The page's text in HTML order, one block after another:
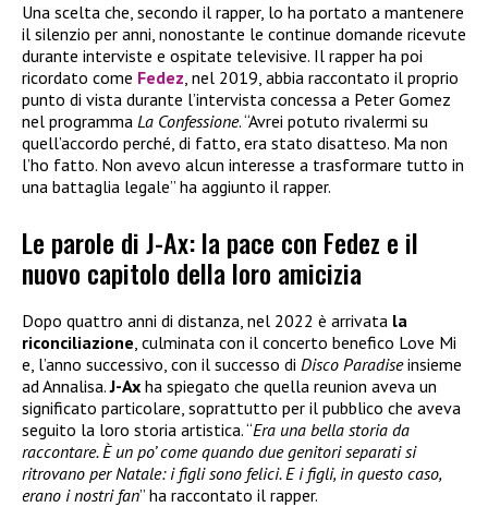
Una scelta che, secondo il rapper, lo ha portato a mantenere
il silenzio per anni, nonostante le continue domande ricevute
durante interviste e ospitate televisive. Il rapper ha poi
ricordato come Fedez, nel 2019, abbia raccontato il proprio
punto di vista durante l’intervista concessa a Peter Gomez
nel programma La Confessione. “Avrei potuto rivalermi su
quell’accordo perché, di fatto, era stato disatteso. Ma non
l’ho fatto. Non avevo alcun interesse a trasformare tutto in
una battaglia legale” ha aggiunto il rapper.
Le parole di J-Ax: la pace con Fedez e il
nuovo capitolo della loro amicizia
Dopo quattro anni di distanza, nel 2022 è arrivata la
riconciliazione , culminata con il concerto benefico Love Mi
e, l’anno successivo, con il successo di Disco Paradiseinsieme
ad Annalisa.J-Ax ha spiegato che quella reunion aveva un
significato particolare, soprattutto per il pubblico che aveva
seguito la loro storia artistica. “Era una bella storia da
raccontare. È un po’ come quando due genitori separati si
ritrovano per Natale: i figli sono felici. E i figli, in questo caso,
erano i nostri fan” ha raccontato il rapper.